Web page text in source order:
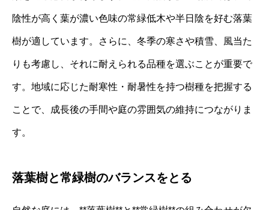
陰性が高く葉が濃い色味の常緑低木や半日陰を好む落葉
樹が適しています。さらに、冬季の寒さや積雪、風当た
りも考慮し、それに耐えられる品種を選ぶことが重要で
す。地域に応じた耐寒性・耐暑性を持つ樹種を把握する
ことで、成長後の手間や庭の雰囲気の維持につながりま
す。
落葉樹と常緑樹のバランスをとる